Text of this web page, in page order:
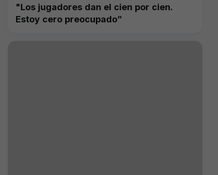
"Los jugadores dan el cien por cien.
Estoy cero preocupado”